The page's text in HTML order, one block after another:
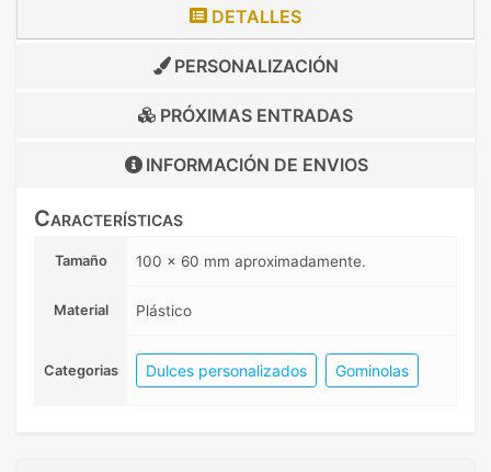
DETALLES
PERSONALIZACIÓN
PRÓXIMAS ENTRADAS
INFORMACIÓN DE ENVIOS
Características
Tamaño 100 x 60 mm aproximadamente.
Material Plástico
Categorias Dulces personalizados Gominolas